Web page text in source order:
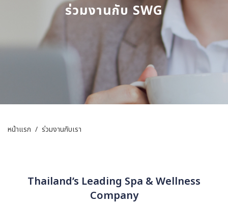
ร่วมงานกับ SWG
หน้าแรก / ร่วมงานกับเรา
Thailand’s Leading Spa & Wellness
Company